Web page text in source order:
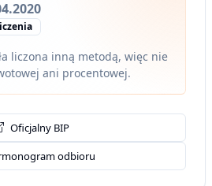
liczona inną metodą, więc nie
ani procentowej.
Oficjalny BIP
odbioru